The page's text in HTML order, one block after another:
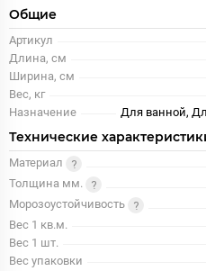
Общие
Артикул
Длина, см
Ширина, см
Вес, кг
Назначение
Для ванной,
Технические
Материал
Толщина мм.
Морозоустойчивость
Вес 1 кв.м.
Вес 1 шт.
Вес упаковки